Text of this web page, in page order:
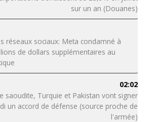
sur un an (Douanes)
réseaux sociaux: Meta condamné à
de dollars supplémentaires au
02:02
saoudite, Turquie et Pakistan vont signer
un accord de défense (source proche de
l'armée)